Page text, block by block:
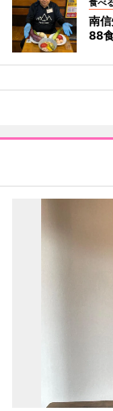
南
88